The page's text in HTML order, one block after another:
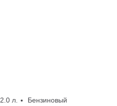
2.0 л.
Бензиновый